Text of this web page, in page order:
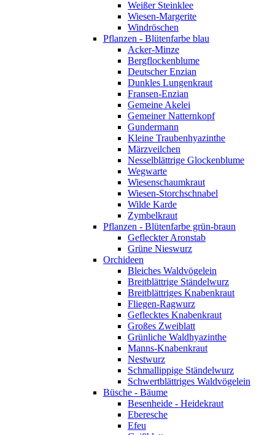
Weißer Steinklee
Wiesen-Margerite
Windröschen
Pflanzen - Blütenfarbe blau
Acker-Minze
Bergflockenblume
Deutscher Enzian
Dunkles Lungenkraut
Fransen-Enzian
Gemeine Akelei
Gemeiner Natternkopf
Gundermann
Kleine Traubenhyazinthe
Märzveilchen
Nesselblättrige Glockenblume
Wegwarte
Wiesenschaumkraut
Wiesen-Storchschnabel
Wilde Karde
Zymbelkraut
Pflanzen - Blütenfarbe grün-braun
Gefleckter Aronstab
Grüne Nieswurz
Orchideen
Bleiches Waldvögelein
Breitblättrige Ständelwurz
Breitblättriges Knabenkraut
Fliegen-Ragwurz
Geflecktes Knabenkraut
Großes Zweiblatt
Grünliche Waldhyazinthe
Manns-Knabenkraut
Nestwurz
Schmallippige Ständelwurz
Schwertblättriges Waldvögelein
Büsche - Bäume
Besenheide - Heidekraut
Eberesche
Efeu